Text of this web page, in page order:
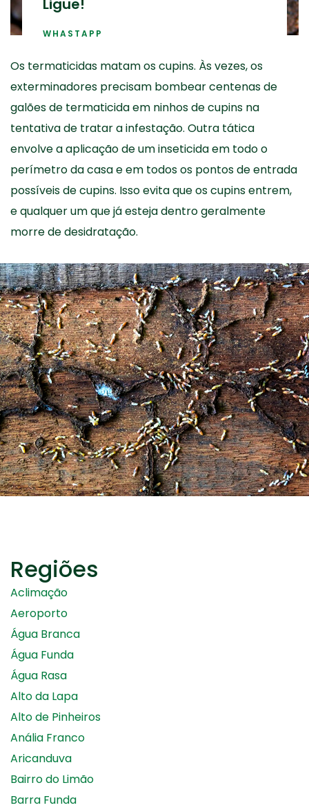
Ligue!
WHASTAPP
Os termaticidas matam os cupins. Às vezes, os
exterminadores precisam bombear centenas de
galões de termaticida em ninhos de cupins na
tentativa de tratar a infestação. Outra tática
envolve a aplicação de um inseticida em todo o
perímetro da casa e em todos os pontos de entrada
possíveis de cupins. Isso evita que os cupins entrem,
e qualquer um que já esteja dentro geralmente
morre de desidratação.
Regiões
Aclimação
Aeroporto
Água Branca
Água Funda
Água Rasa
Alto da Lapa
Alto de Pinheiros
Anália Franco
Aricanduva
Bairro do Limão
Barra Funda